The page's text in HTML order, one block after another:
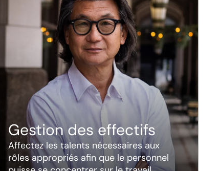
Gestion des effectifs
Affectez les talents nécessaires aux
rôles appropriés afin que le personnel